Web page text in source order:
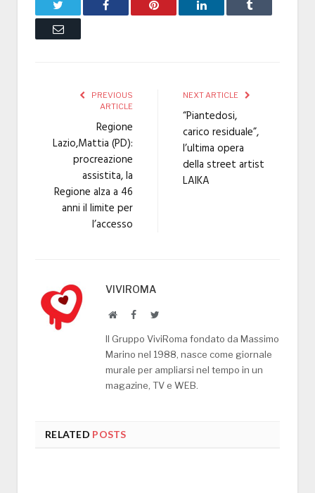
Facebook Pinterest LinkedIn Tumblr
Email
PREVIOUS
ARTICLE
Regione
Lazio,Mattia (PD):
procreazione
assistita, la
Regione alza a 46
anni il limite per
l’accesso
NEXT ARTICLE
“Piantedosi,
carico residuale”,
l’ultima opera
della street artist
LAIKA
VIVIROMA
WebsiteFacebookTwitter
Il Gruppo ViviRoma fondato da Massimo
Marino nel 1988, nasce come giornale
murale per ampliarsi nel tempo in un
magazine, TV e WEB.
RELATED POSTS